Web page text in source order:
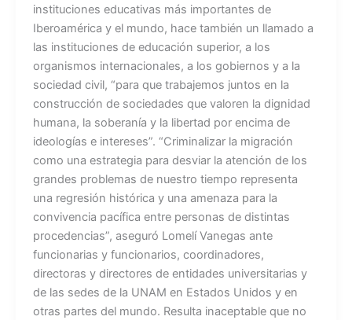
instituciones educativas más importantes de
Iberoamérica y el mundo, hace también un llamado a
las instituciones de educación superior, a los
organismos internacionales, a los gobiernos y a la
sociedad civil, “para que trabajemos juntos en la
construcción de sociedades que valoren la dignidad
humana, la soberanía y la libertad por encima de
ideologías e intereses”. “Criminalizar la migración
como una estrategia para desviar la atención de los
grandes problemas de nuestro tiempo representa
una regresión histórica y una amenaza para la
convivencia pacífica entre personas de distintas
procedencias”, aseguró Lomelí Vanegas ante
funcionarias y funcionarios, coordinadores,
directoras y directores de entidades universitarias y
de las sedes de la UNAM en Estados Unidos y en
otras partes del mundo. Resulta inaceptable que no